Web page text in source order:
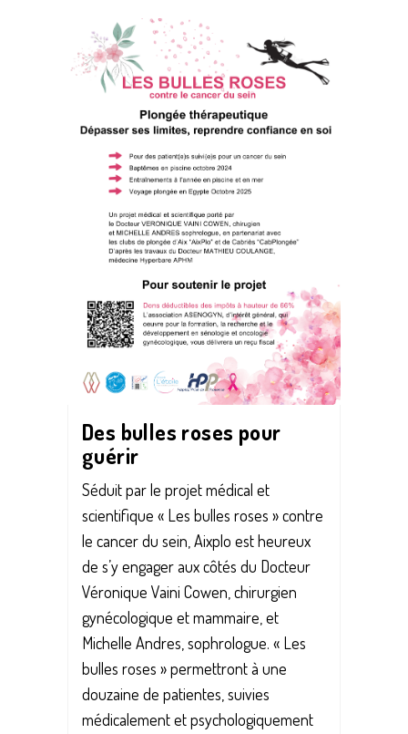
Des bulles roses pour
guérir
Séduit par le projet médical et
scientifique « Les bulles roses » contre
le cancer du sein, Aixplo est heureux
de s’y engager aux côtés du Docteur
Véronique Vaini Cowen, chirurgien
gynécologique et mammaire, et
Michelle Andres, sophrologue. « Les
bulles roses » permettront à une
douzaine de patientes, suivies
médicalement et psychologiquement